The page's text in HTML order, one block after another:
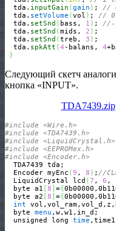
  tda.
inputGain (gain ) ; //
  tda.
setVolume (vol ) ; // 0
  tda.
setSnd ( bass, 1 ) ; //-
  tda.
setSnd (mids, 2 ) ;
  tda.
setSnd (treb, 3 ) ;
  tda.
spkAtt (4-balans, 4
}
Следующий скетч
кнопка «INPUT».
TDA7439.zip
#include <Wire.h>
#include <TDA7439.h>
#include <LiquidCrystal.h>
#include <EEPROMex.h>
#include <Encoder.h>
  TDA7439 tda;
  Encoder myEnc
(9 , 8 ) ; //
  LiquidCrystal lcd
(7 , 6 ,
  byte a1
[8 ] ={
  byte a2
[8 ] ={
int
  byte
menu ,w,w1,in_d;
  unsigned long
time